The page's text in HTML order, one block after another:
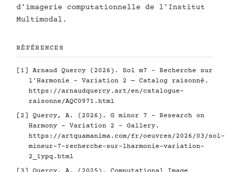
d'imagerie computationnelle de l'Institut
Multimodal.
RÉFÉRENCES
[1] Arnaud Quercy (2026). Sol m7 - Recherche sur
l'Harmonie - Variation 2 — Catalog raisonné.
https://arnaudquercy.art/en/catalogue-
raisonne/AQC0971.html
[2] Quercy, A. (2026). G minor 7 - Research on
Harmony - Variation 2 - Gallery.
https://artquamanima.com/fr/oeuvres/2026/03/sol-
mineur-7-recherche-sur-lharmonie-variation-
2_1ypq.html